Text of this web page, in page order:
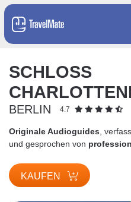
SCHLOSS
BERLIN 4.7
Originale Audioguides ,
und gesprochen von
KAUFEN